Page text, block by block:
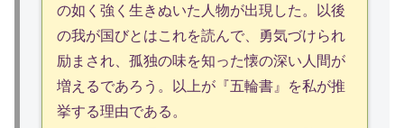
の如く強く生きぬいた人物が出現した。以後
の我が国びとはこれを読んで、勇気づけられ
励まされ、孤独の味を知った懐の深い人間が
増えるであろう。以上が『五輪書』を私が推
挙する理由である。